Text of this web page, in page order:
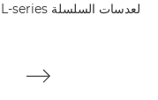
لعدسات السلسلة L-series بمعدل 1.4 ضعفًا.